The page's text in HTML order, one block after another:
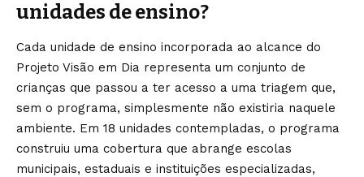
unidades de ensino?
Cada unidade de ensino incorporada ao alcance do
Projeto Visão em Dia representa um conjunto de
crianças que passou a ter acesso a uma triagem que,
sem o programa, simplesmente não existiria naquele
ambiente. Em 18 unidades contempladas, o programa
construiu uma cobertura que abrange escolas
municipais, estaduais e instituições especializadas,